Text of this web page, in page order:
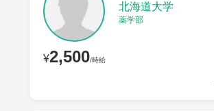
¥2,500/時給
北海道大学
薬学部